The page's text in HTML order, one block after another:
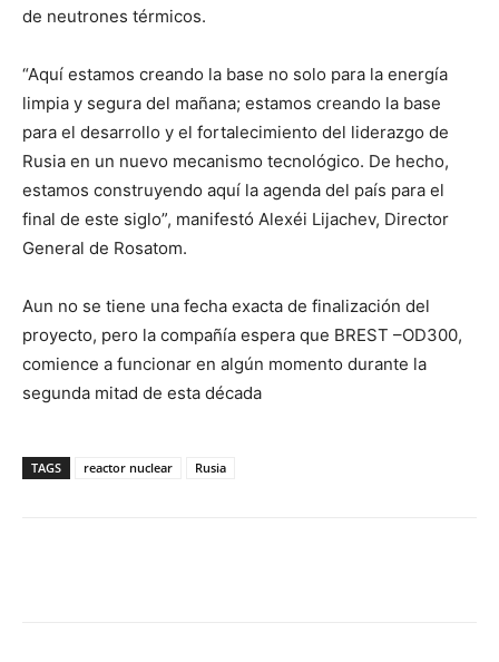
de neutrones térmicos.
“Aquí estamos creando la base no solo para la energía
limpia y segura del mañana; estamos creando la base
para el desarrollo y el fortalecimiento del liderazgo de
Rusia en un nuevo mecanismo tecnológico. De hecho,
estamos construyendo aquí la agenda del país para el
final de este siglo”, manifestó Alexéi Lijachev, Director
General de Rosatom.
Aun no se tiene una fecha exacta de finalización del
proyecto, pero la compañía espera que BREST –OD300,
comience a funcionar en algún momento durante la
segunda mitad de esta década
TAGS reactor nuclear Rusia